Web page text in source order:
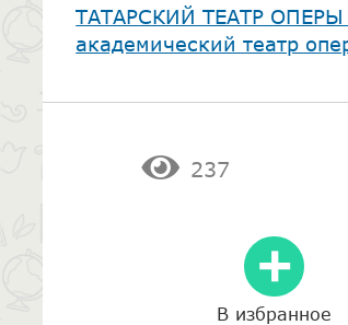
​ТАТАРСКИЙ ТЕАТР ОПЕРЫ
академический театр
237
В избранное